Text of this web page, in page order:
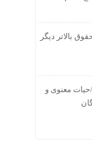
بالاتر دیگر
معنوی و